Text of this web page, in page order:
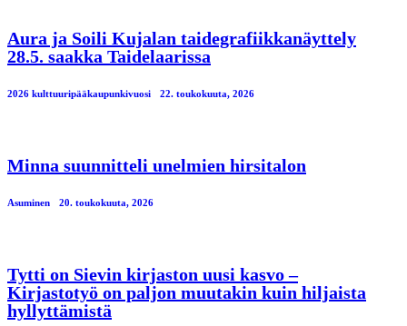
Aura ja Soili Kujalan taidegrafiikkanäyttely
28.5. saakka Taidelaarissa
2026 kulttuuripääkaupunkivuosi 22. toukokuuta, 2026
Minna suunnitteli unelmien hirsitalon
Asuminen 20. toukokuuta, 2026
Tytti on Sievin kirjaston uusi kasvo –
Kirjastotyö on paljon muutakin kuin hiljaista
hyllyttämistä